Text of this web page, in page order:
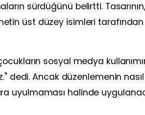
sürdüğünü belirtti.
üst düzey isimleri
sosyal medya
dedi. Ancak düzenlemenin
uyulmaması halinde